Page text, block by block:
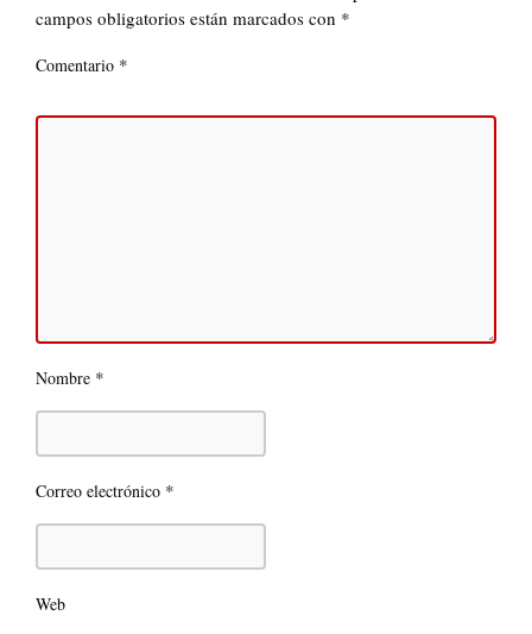
campos obligatorios están marcados con *
Comentario *
Nombre *
Correo electrónico *
Web